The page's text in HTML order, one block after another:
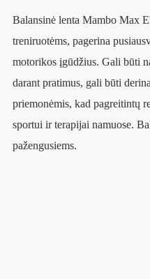
Balansinė lenta Mambo Max
treniruotėms, pagerina
motorikos įgūdžius. Gali būti
darant pratimus, gali būti
priemonėmis, kad pagreitintų
sportui ir terapijai namuose.
pažengusiems.